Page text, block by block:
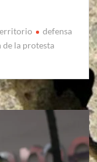
defensa
de la protesta